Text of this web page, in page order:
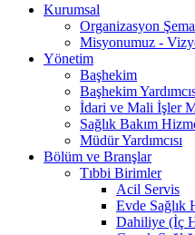
Kurumsal
Organizasyon
Misyonumuz -
Yönetim
Başhekim
Başhekim
İdari ve Mali İşler
Sağlık Bakım
Müdür Yardımcısı
Bölüm ve Branşlar
Tıbbi Birimler
Acil Servis
Evde Sağlık
Dahiliye (İç